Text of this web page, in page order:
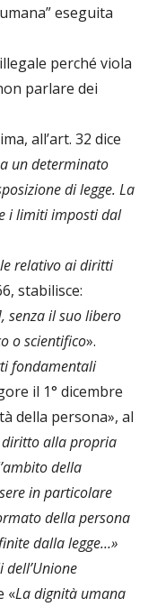
eseguita
perché viola
parlare dei
all’art. 32 dice
un determinato
di legge. La
i limiti imposti dal
relativo ai diritti
stabilisce:
senza il suo libero
o scientifico».
fondamentali
il 1° dicembre
della persona», al
diritto alla propria
della
in particolare
della persona
dalla legge…»
«La dignità umana